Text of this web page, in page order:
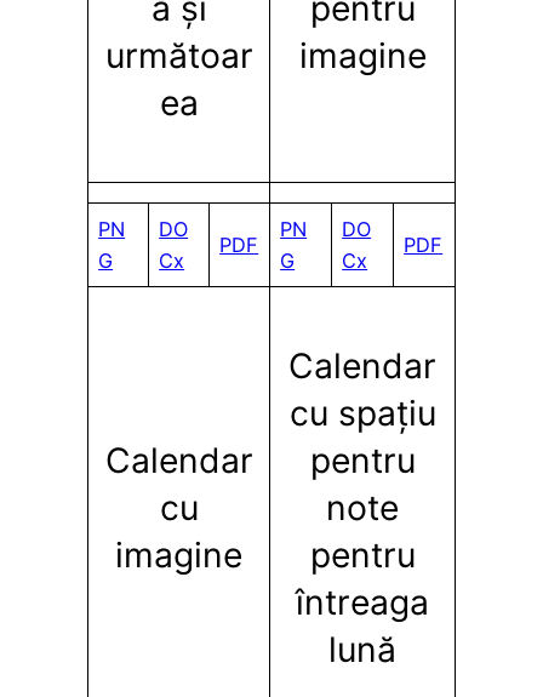
următoar
ea
imagine
PN
G
DO
Cx
PDF
PN
G
DO
Cx
PDF
Calendar
cu
imagine
Calendar
cu spațiu
pentru
note
pentru
întreaga
lună